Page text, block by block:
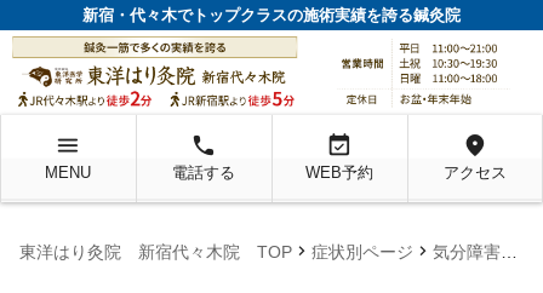
新宿・代々木でトップクラスの施術実績を誇る鍼灸院
menu
MENU
local_phone
電話する
event_available
WEB予約
location_on
アクセス
東洋はり灸院 新宿代々木院 TOP chevron_right 症状別ページ chevron_right 気分障害